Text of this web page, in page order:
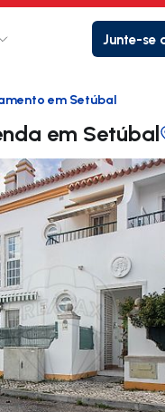
Junte-se
em Setúbal
em Setúbal